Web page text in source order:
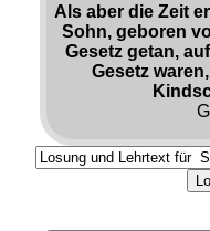
Als aber die Zeit
Sohn, geboren
Gesetz getan,
Gesetz